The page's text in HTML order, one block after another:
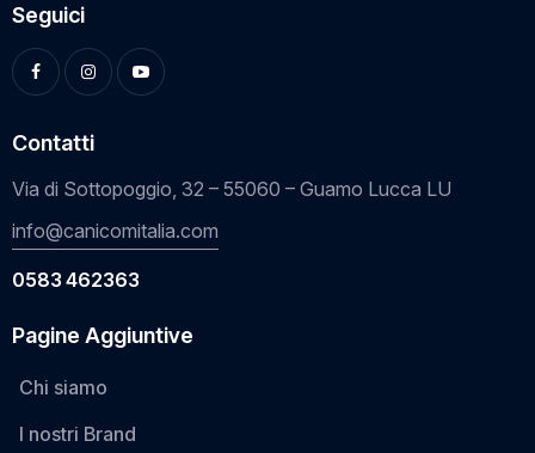
Seguici
Contatti
Via di Sottopoggio, 32 – 55060 – Guamo Lucca LU
info@canicomitalia.com
0583 462363
Pagine Aggiuntive
Chi siamo
I nostri Brand